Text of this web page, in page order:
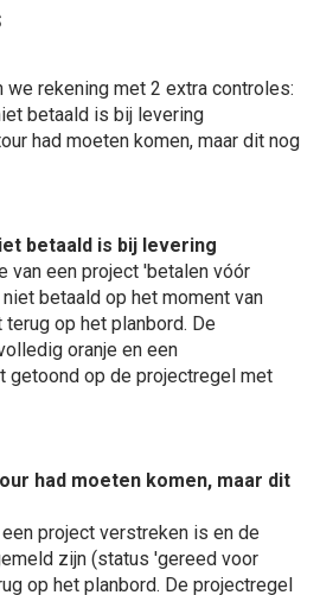
we rekening met 2 extra controles:
betaald is bij levering
had moeten komen, maar dit nog
betaald is bij levering
van een project 'betalen vóór
betaald op het moment van
op het planbord. De
oranje en een
getoond op de projectregel met
had moeten komen, maar dit
project verstreken is en de
zijn (status 'gereed voor
op het planbord. De projectregel